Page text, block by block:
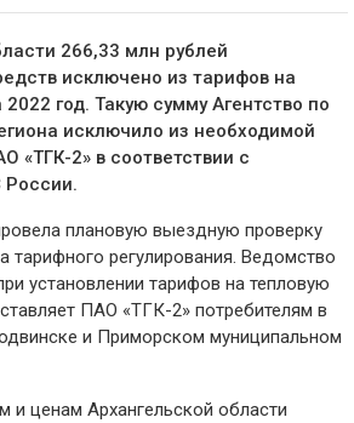
266,33 млн рублей
исключено из тарифов на
год. Такую сумму Агентство по
исключило из необходимой
«ТГК-2» в соответствии с
плановую выездную проверку
тарифного регулирования. Ведомство
установлении тарифов на тепловую
ПАО «ТГК-2» потребителям в
и Приморском муниципальном
и ценам Архангельской области